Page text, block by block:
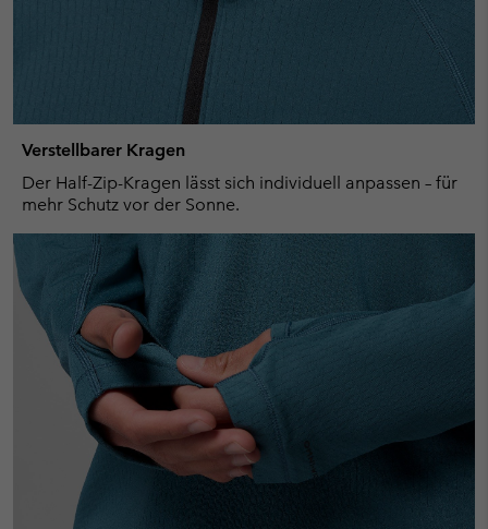
Verstellbarer Kragen
Der Half-Zip-Kragen lässt sich individuell anpassen – für
mehr Schutz vor der Sonne.